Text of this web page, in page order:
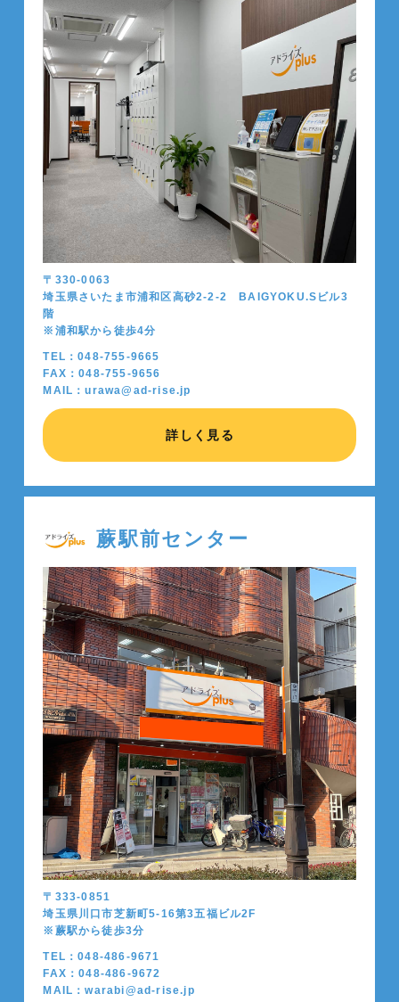
〒330-0063
埼玉県さいたま市浦和区高砂2-2-2 BAIGYOKU.Sビル3
階
※浦和駅から徒歩4分
TEL：048-755-9665
FAX：048-755-9656
MAIL：urawa@ad-rise.jp
詳しく見る
蕨駅前センター
〒333-0851
埼玉県川口市芝新町5-16第3五福ビル2F
※蕨駅から徒歩3分
TEL：048-486-9671
FAX：048-486-9672
MAIL：warabi@ad-rise.jp